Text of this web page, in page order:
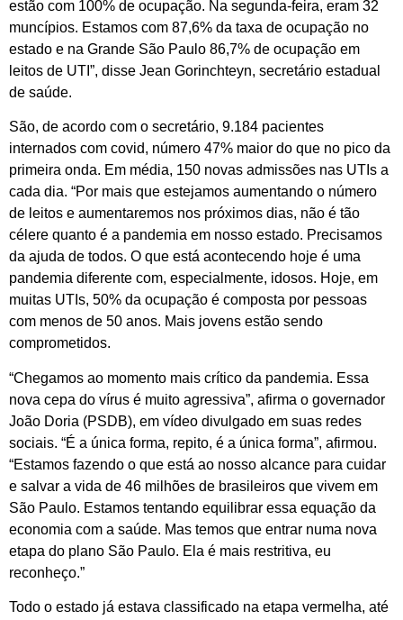
estão com 100% de ocupação. Na segunda-feira, eram 32
muncípios. Estamos com 87,6% da taxa de ocupação no
estado e na Grande São Paulo 86,7% de ocupação em
leitos de UTI”, disse Jean Gorinchteyn, secretário estadual
de saúde.
São, de acordo com o secretário, 9.184 pacientes
internados com covid, número 47% maior do que no pico da
primeira onda. Em média, 150 novas admissões nas UTIs a
cada dia. “Por mais que estejamos aumentando o número
de leitos e aumentaremos nos próximos dias, não é tão
célere quanto é a pandemia em nosso estado. Precisamos
da ajuda de todos. O que está acontecendo hoje é uma
pandemia diferente com, especialmente, idosos. Hoje, em
muitas UTIs, 50% da ocupação é composta por pessoas
com menos de 50 anos. Mais jovens estão sendo
comprometidos.
“Chegamos ao momento mais crítico da pandemia. Essa
nova cepa do vírus é muito agressiva”, afirma o governador
João Doria (PSDB), em vídeo divulgado em suas redes
sociais. “É a única forma, repito, é a única forma”, afirmou.
“Estamos fazendo o que está ao nosso alcance para cuidar
e salvar a vida de 46 milhões de brasileiros que vivem em
São Paulo. Estamos tentando equilibrar essa equação da
economia com a saúde. Mas temos que entrar numa nova
etapa do plano São Paulo. Ela é mais restritiva, eu
reconheço.”
Todo o estado já estava classificado na etapa vermelha, até